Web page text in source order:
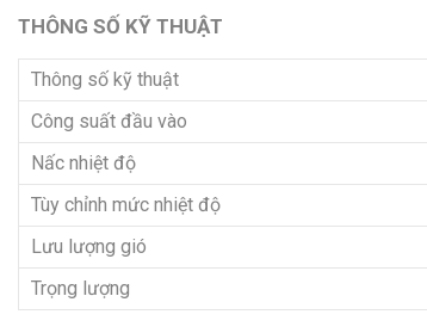
THÔNG SỐ KỸ THUẬT
Thông số kỹ thuật
Công suất đầu vào
Nấc nhiệt độ
Tùy chỉnh mức nhiệt độ
Lưu lượng gió
Trọng lượng